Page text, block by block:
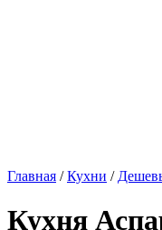
Главная /Кухни /
Кухня